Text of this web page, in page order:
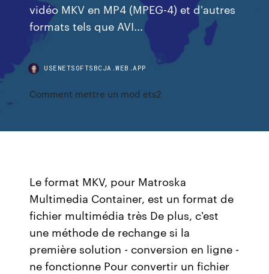
vidéo MKV en MP4 (MPEG-4) et d'autres
formats tels que AVI...
USENETSOFTSBCJA.WEB.APP
Comment mettre un mod ets2
Le format MKV, pour Matroska
Multimedia Container, est un format de
fichier multimédia très De plus, c'est
une méthode de rechange si la
première solution - conversion en ligne -
ne fonctionne Pour convertir un fichier